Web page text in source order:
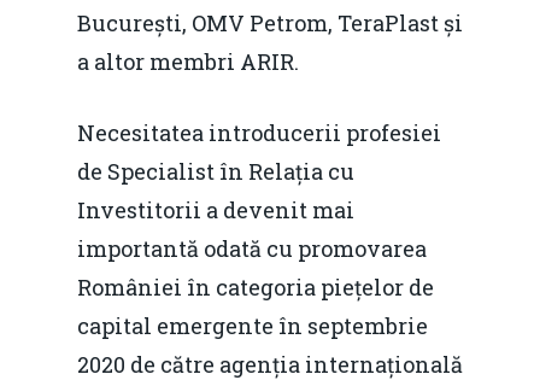
București, OMV Petrom, TeraPlast și
a altor membri ARIR.
Necesitatea introducerii profesiei
de Specialist în Relația cu
Investitorii a devenit mai
importantă odată cu promovarea
României în categoria piețelor de
capital emergente în septembrie
2020 de către agenția internațională